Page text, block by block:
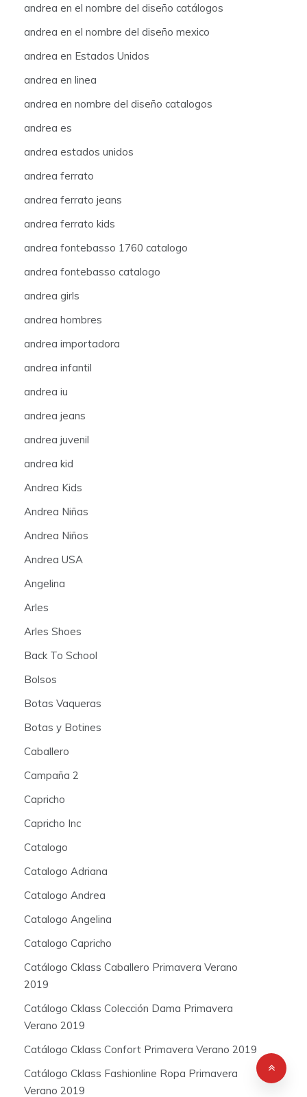
andrea en el nombre del diseño catálogos
andrea en el nombre del diseño mexico
andrea en Estados Unidos
andrea en linea
andrea en nombre del diseño catalogos
andrea es
andrea estados unidos
andrea ferrato
andrea ferrato jeans
andrea ferrato kids
andrea fontebasso 1760 catalogo
andrea fontebasso catalogo
andrea girls
andrea hombres
andrea importadora
andrea infantil
andrea iu
andrea jeans
andrea juvenil
andrea kid
Andrea Kids
Andrea Niñas
Andrea Niños
Andrea USA
Angelina
Arles
Arles Shoes
Back To School
Bolsos
Botas Vaqueras
Botas y Botines
Caballero
Campaña 2
Capricho
Capricho Inc
Catalogo
Catalogo Adriana
Catalogo Andrea
Catalogo Angelina
Catalogo Capricho
Catálogo Cklass Caballero Primavera Verano
2019
Catálogo Cklass Colección Dama Primavera
Verano 2019
Catálogo Cklass Confort Primavera Verano 2019
Catálogo Cklass Fashionline Ropa Primavera
Verano 2019